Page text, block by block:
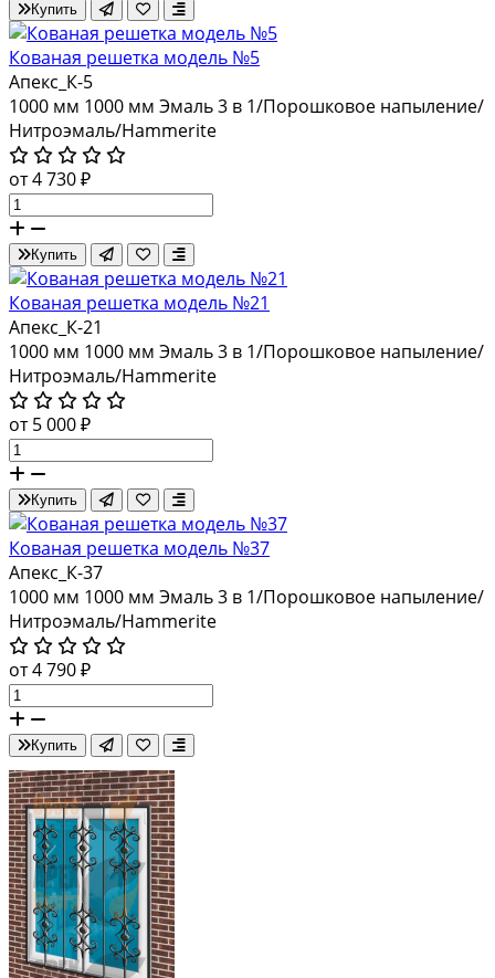
Купить
Кованая решетка модель №5
Апекс_К-5
1000 мм 1000 мм Эмаль 3 в 1/Порошковое напыление/
Нитроэмаль/Hammerite
от 4 730 ₽
Купить
Кованая решетка модель №21
Апекс_К-21
1000 мм 1000 мм Эмаль 3 в 1/Порошковое напыление/
Нитроэмаль/Hammerite
от 5 000 ₽
Купить
Кованая решетка модель №37
Апекс_К-37
1000 мм 1000 мм Эмаль 3 в 1/Порошковое напыление/
Нитроэмаль/Hammerite
от 4 790 ₽
Купить